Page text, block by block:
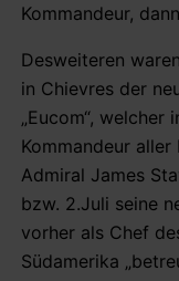
Kommandeur,
Desweiteren
in Chievres der
„Eucom“,
Kommandeur
Admiral James
bzw. 2.Juli seine
vorher als Chef
Südamerika